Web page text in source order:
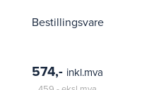
Bestillingsvare
574,- inkl.mva